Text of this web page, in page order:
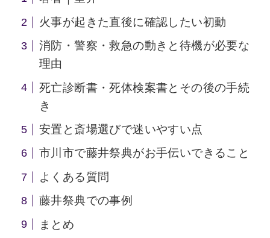
火事が起きた直後に確認したい初動
消防・警察・救急の動きと待機が必要な
理由
死亡診断書・死体検案書とその後の手続
き
安置と斎場選びで迷いやすい点
市川市で藤井祭典がお手伝いできること
よくある質問
藤井祭典での事例
まとめ